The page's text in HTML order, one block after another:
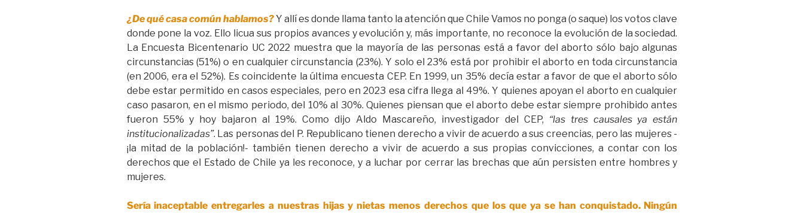
¿De qué casa común hablamos?Y allí es donde llama tanto la atención que Chile Vamos no ponga (o saque) los votos clave
donde pone la voz. Ello licua sus propios avances y evolución y, más importante, no reconoce la evolución de la sociedad.
La Encuesta Bicentenario UC 2022 muestra que la mayoría de las personas está a favor del aborto sólo bajo algunas
circunstancias (51%) o en cualquier circunstancia (23%). Y solo el 23% está por prohibir el aborto en toda circunstancia
(en 2006, era el 52%). Es coincidente la última encuesta CEP. En 1999, un 35% decía estar a favor de que el aborto sólo
debe estar permitido en casos especiales, pero en 2023 esa cifra llega al 49%. Y quienes apoyan el aborto en cualquier
caso pasaron, en el mismo periodo, del 10% al 30%. Quienes piensan que el aborto debe estar siempre prohibido antes
fueron 55% y hoy bajaron al 19%. Como dijo Aldo Mascareño, investigador del CEP, “las tres causales ya están
institucionalizadas”. Las personas del P. Republicano tienen derecho a vivir de acuerdo a sus creencias, pero las mujeres -
¡la mitad de la población!- también tienen derecho a vivir de acuerdo a sus propias convicciones, a contar con los
derechos que el Estado de Chile ya les reconoce, y a luchar por cerrar las brechas que aún persisten entre hombres y
mujeres.
Sería inaceptable entregarles a nuestras hijas y nietas menos derechos que los que ya se han conquistado. Ningún